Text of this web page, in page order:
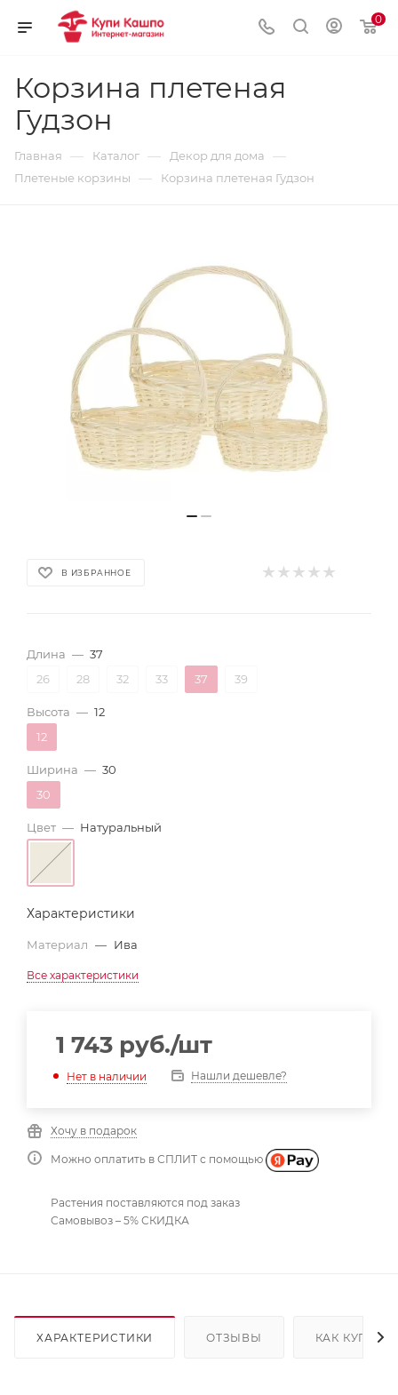
0
Корзина плетеная
Гудзон
Главная — Каталог — Декор для дома —
Плетеные корзины — Корзина плетеная Гудзон
В ИЗБРАННОЕ
Длина — 37
26
28 32 33 37 39
Высота — 12
12
Ширина — 30
30
Цвет — Натуральный
Характеристики
Материал — Ива
Все характеристики
1 743 руб./шт
Нет в наличии Нашли дешевле?
Хочу в подарок
Можно оплатить в СПЛИТ с помощью
Растения поставляются под заказ
Самовывоз – 5% СКИДКА
ХАРАКТЕРИСТИКИ ОТЗЫВЫ КАК КУПИТЬ